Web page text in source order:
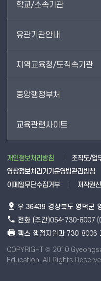
학교/소속기관
유관기관안내
지역교육청/도직속기관
중앙행정부처
교육관련사이트
개인정보처리방침
조직도/업
영상정보처리기기운영방관리방침
이메일무단수집거부
저작권
우.36439 경상북도 영덕군
전화 (주간)054-730-8007 (
팩스 행정지원과 730-8006
COPYRIGHT © 2010
Education. All Rights